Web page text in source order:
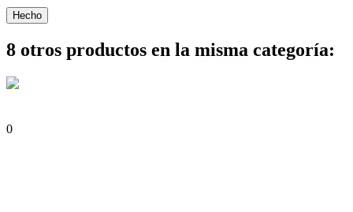
Hecho
8 otros productos en la misma categoría:
0